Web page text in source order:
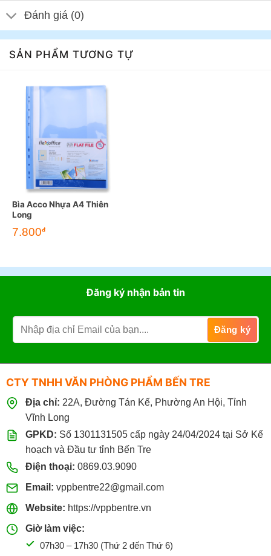
Đánh giá (0)
SẢN PHẨM TƯƠNG TỰ
Bìa Acco Nhựa A4 Thiên
Long
7.800đ
Đăng ký nhận bản tin
CTY TNHH VĂN PHÒNG PHẨM BẾN TRE
Địa chỉ: 22A, Đường Tán Kế, Phường An Hội, Tỉnh
Vĩnh Long
GPKD: Số 1301131505 cấp ngày 24/04/2024 tại Sở Kế
hoạch và Đầu tư tỉnh Bến Tre
Điện thoại: 0869.03.9090
Email: vppbentre22@gmail.com
Website: https://vppbentre.vn
Giờ làm việc:
07h30 – 17h30 (Thứ 2 đến Thứ 6)